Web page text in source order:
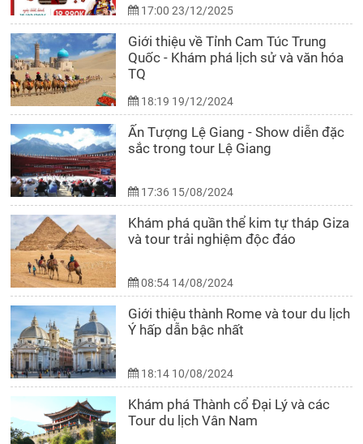
17:00 23/12/2025
Giới thiệu về Tỉnh Cam Túc Trung
Quốc - Khám phá lịch sử và văn hóa
TQ
18:19 19/12/2024
Ấn Tượng Lệ Giang - Show diễn đặc
sắc trong tour Lệ Giang
17:36 15/08/2024
Khám phá quần thể kim tự tháp Giza
và tour trải nghiệm độc đáo
08:54 14/08/2024
Giới thiệu thành Rome và tour du lịch
Ý hấp dẫn bậc nhất
18:14 10/08/2024
Khám phá Thành cổ Đại Lý và các
Tour du lịch Vân Nam